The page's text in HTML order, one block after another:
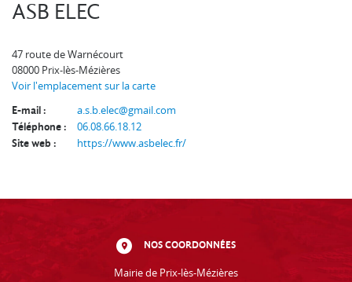
ASB ELEC
47 route de Warnécourt
08000 Prix-lès-Mézières
Voir l'emplacement sur la carte
E-mail : a.s.b.elec@gmail.com
Téléphone : 06.08.66.18.12
Site web : https://www.asbelec.fr/
NOS COORDONNÉES
Mairie de Prix-lès-Mézières